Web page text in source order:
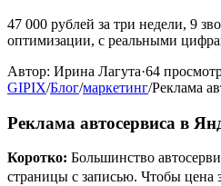
47 000 рублей за три недели, 9
оптимизации, с реальными
Автор: Ирина Лагута·64
GIPIX/Блог/маркетинг/Реклама
Реклама автосервиса в
Коротко: Большинство
страницы с записью. Чтобы цена